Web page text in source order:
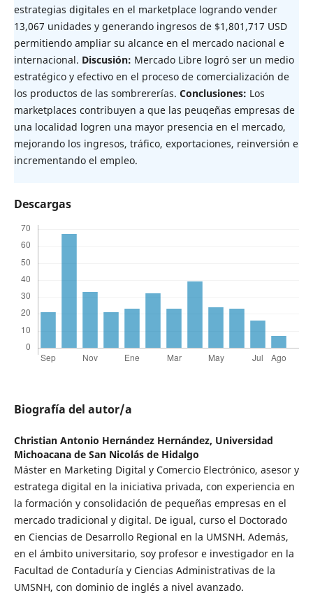
estrategias digitales en el marketplace logrando vender
13,067 unidades y generando ingresos de $1,801,717 USD
permitiendo ampliar su alcance en el mercado nacional e
internacional. Discusión: Mercado Libre logró ser un medio
estratégico y efectivo en el proceso de comercialización de
los productos de las sombrererías. Conclusiones: Los
marketplaces contribuyen a que las peuqeñas empresas de
una localidad logren una mayor presencia en el mercado,
mejorando los ingresos, tráfico, exportaciones, reinversión e
incrementando el empleo.
Descargas
Biografía del autor/a
Christian Antonio Hernández Hernández, Universidad
Michoacana de San Nicolás de Hidalgo
Máster en Marketing Digital y Comercio Electrónico, asesor y
estratega digital en la iniciativa privada, con experiencia en
la formación y consolidación de pequeñas empresas en el
mercado tradicional y digital. De igual, curso el Doctorado
en Ciencias de Desarrollo Regional en la UMSNH. Además,
en el ámbito universitario, soy profesor e investigador en la
Facultad de Contaduría y Ciencias Administrativas de la
UMSNH, con dominio de inglés a nivel avanzado.